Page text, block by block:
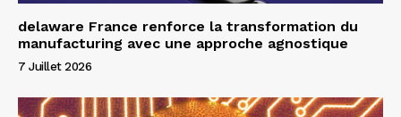
delaware France renforce la transformation du
manufacturing avec une approche agnostique
7 Juillet 2026